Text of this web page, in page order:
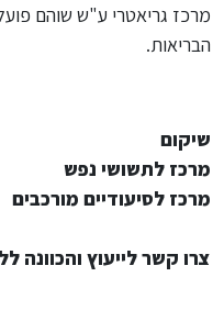
מרכז גריאטרי ע"ש שוהם
הבריאות.
שיקום
מרכז לתשושי נפש
מרכז לסיעודיים מורכבים
צרו קשר לייעוץ והכוונה ללא